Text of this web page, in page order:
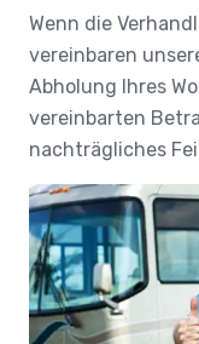
Wenn die
vereinbaren
Abholung Ihres
vereinbarten
nachträgliches